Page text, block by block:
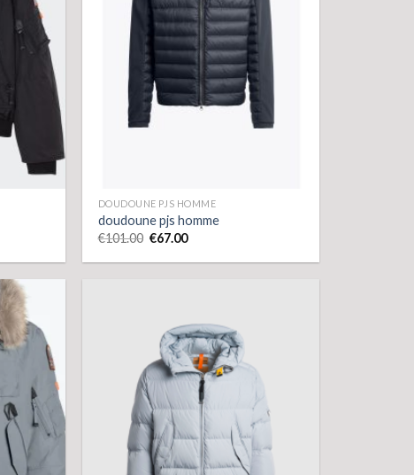
DOUDOUNE PJS HOMME
doudoune pjs homme
€101.00 €67.00